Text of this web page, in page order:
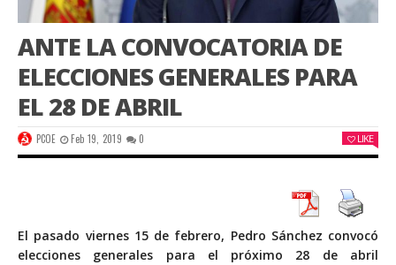
ANTE LA CONVOCATORIA DE
ELECCIONES GENERALES PARA
EL 28 DE ABRIL
PCOE Feb 19, 2019 0 LIKE
El pasado viernes 15 de febrero, Pedro Sánchez convocó
elecciones generales para el próximo 28 de abril